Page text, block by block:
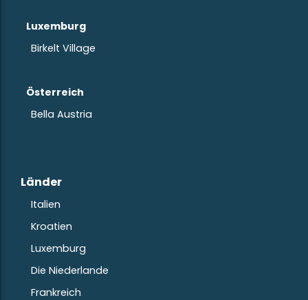
Luxemburg
Birkelt Village
Österreich
Bella Austria
Länder
Italien
Kroatien
Luxemburg
Die Niederlande
Frankreich